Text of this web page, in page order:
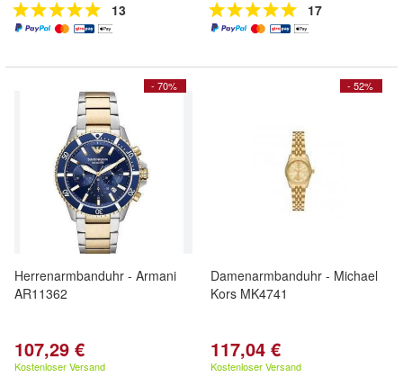
13 17
- 70%
Herrenarmbanduhr - Armani
AR11362
107,29 €
Kostenloser Versand
- 52%
Damenarmbanduhr - Michael
Kors MK4741
117,04 €
Kostenloser Versand